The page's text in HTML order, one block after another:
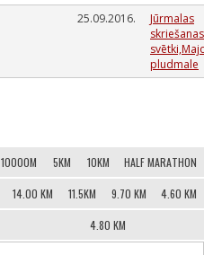
25.09.2016.
Jūrmalas
skriešanas
pludmale
10000M 5KM 10KM HALF MARATHON
14.00 KM 11.5KM 9.70 KM 4.60 KM
4.80 KM